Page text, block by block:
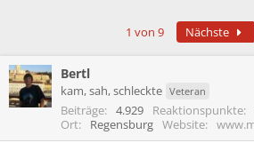
l
l
e
l
l
a
m
1 von 9 Nächste
Bertl
kam, sah, schleckte Veteran
Beiträge 4.929 Reaktionspunkte
Ort
Regensburg Website